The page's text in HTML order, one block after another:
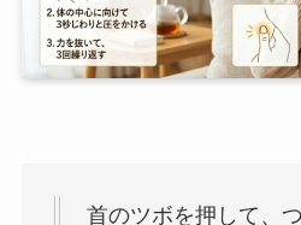
首のツボを押して、